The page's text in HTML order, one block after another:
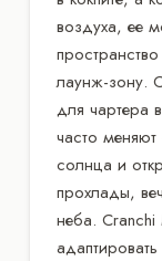
воздуха, ее
лаунж-зону.
для чартера
часто
солнца и
прохлады,
неба. Cranchi